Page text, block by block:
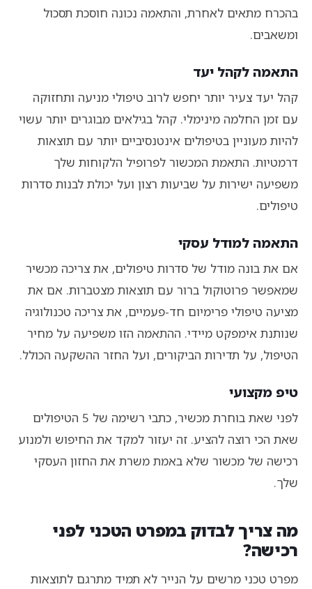
בהכרח מתאים לאחרת, והתאמה נכונה חוסכת תסכול
ומשאבים.
התאמה לקהל יעד
קהל יעד צעיר יותר יחפש לרוב טיפולי מניעה ותחזוקה
עם זמן החלמה מינימלי. קהל בגילאים מבוגרים יותר עשוי
להיות מעוניין בטיפולים אינטנסיביים יותר עם תוצאות
דרמטיות. התאמת המכשור לפרופיל הלקוחות שלך
משפיעה ישירות על שביעות רצון ועל יכולת לבנות סדרות
טיפולים.
התאמה למודל עסקי
אם את בונה מודל של סדרות טיפולים, את צריכה מכשיר
שמאפשר פרוטוקול ברור עם תוצאות מצטברות. אם את
מציעה טיפולי פרימיום חד-פעמיים, את צריכה טכנולוגיה
שנותנת אימפקט מיידי. ההתאמה הזו משפיעה על מחיר
הטיפול, על תדירות הביקורים, ועל החזר ההשקעה הכולל.
טיפ מקצועי
לפני שאת בוחרת מכשיר, כתבי רשימה של 5 הטיפולים
שאת הכי רוצה להציע. זה יעזור למקד את החיפוש ולמנוע
רכישה של מכשור שלא באמת משרת את החזון העסקי
שלך.
מה צריך לבדוק במפרט הטכני לפני
רכישה?
מפרט טכני מרשים על הנייר לא תמיד מתרגם לתוצאות